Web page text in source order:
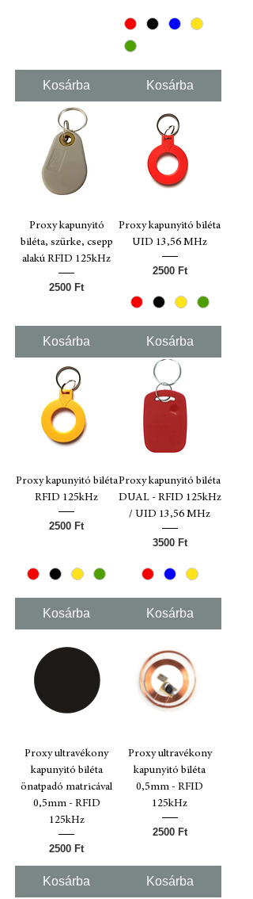
Kosárba Kosárba
Proxy kapunyitó
biléta, szürke, csepp
alakú RFID 125kHz
Ár
2500 Ft
Kosárba
Proxy kapunyitó biléta
UID 13,56 MHz
Ár
2500 Ft
Kosárba
Proxy kapunyitó biléta
RFID 125kHz
Ár
2500 Ft
Kosárba
Proxy kapunyitó biléta
DUAL - RFID 125kHz
/ UID 13,56 MHz
Ár
3500 Ft
Kosárba
Proxy ultravékony
kapunyitó biléta
önatpadó matricával
0,5mm - RFID
125kHz
Ár
2500 Ft
Kosárba
Proxy ultravékony
kapunyitó biléta
0,5mm - RFID
125kHz
Ár
2500 Ft
Kosárba